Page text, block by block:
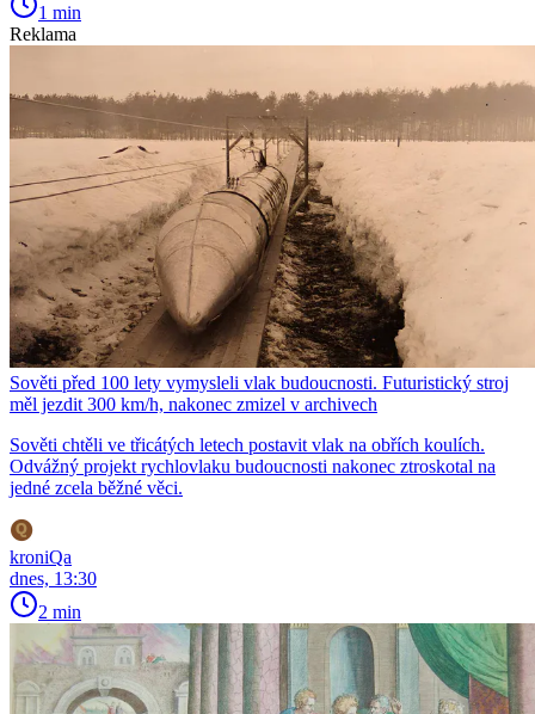
1 min
Reklama
Sověti před 100 lety vymysleli vlak budoucnosti. Futuristický stroj
měl jezdit 300 km/h, nakonec zmizel v archivech
Sověti chtěli ve třicátých letech postavit vlak na obřích koulích.
Odvážný projekt rychlovlaku budoucnosti nakonec ztroskotal na
jedné zcela běžné věci.
kroniQa
dnes, 13:30
2 min